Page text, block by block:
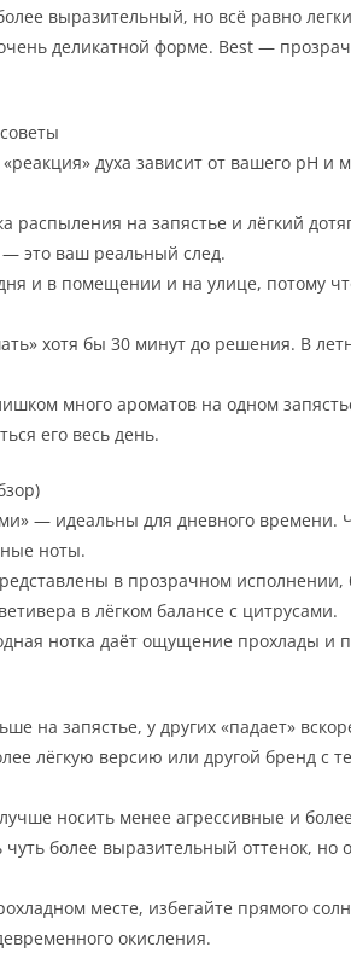
выразительный, но всё равно
деликатной форме. Best —
духа зависит от вашего pH и
на запястье и лёгкий
— это ваш реальный след.
и в помещении и на улице, потому
хотя бы 30 минут до решения. В
много ароматов на одном
его весь день.
— идеальны для дневного времени.
ноты.
в прозрачном исполнении,
в лёгком балансе с цитрусами.
нотка даёт ощущение прохлады и
на запястье, у других «падает»
лёгкую версию или другой бренд с
носить менее агрессивные и
более выразительный оттенок, но
месте, избегайте прямого
окисления.